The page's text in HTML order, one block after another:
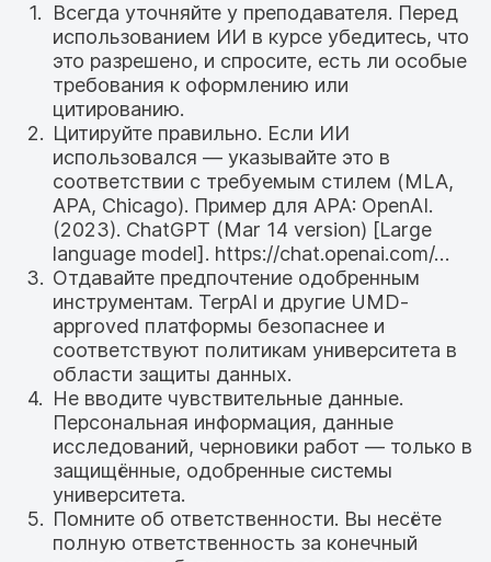
Всегда уточняйте у преподавателя. Перед
использованием ИИ в курсе убедитесь, что
это разрешено, и спросите, есть ли особые
требования к оформлению или
цитированию.
Цитируйте правильно. Если ИИ
использовался — указывайте это в
соответствии с требуемым стилем (MLA,
APA, Chicago). Пример для APA: OpenAI.
(2023). ChatGPT (Mar 14 version) [Large
language model]. https://chat.openai.com/…
Отдавайте предпочтение одобренным
инструментам. TerpAI и другие UMD-
approved платформы безопаснее и
соответствуют политикам университета в
области защиты данных.
Не вводите чувствительные данные.
Персональная информация, данные
исследований, черновики работ — только в
защищённые, одобренные системы
университета.
Помните об ответственности. Вы несёте
полную ответственность за конечный